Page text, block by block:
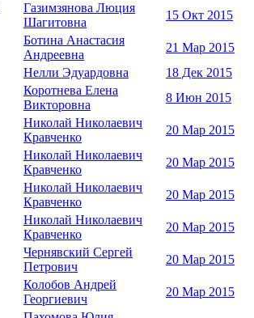
Газимзянова Люция
Шагитовна
15 Окт 2015
Ботина Анастасия
Андреевна
21 Мар 2015
Нелли Эдуардовна
18 Дек 2015
Коротнева Елена
Викторовна
8 Июн 2015
Николай Николаевич
Кравченко
20 Мар 2015
Николай Николаевич
Кравченко
20 Мар 2015
Николай Николаевич
Кравченко
20 Мар 2015
Николай Николаевич
Кравченко
20 Мар 2015
Чернявский Сергей
Петрович
20 Мар 2015
Колобов Андрей
Георгиевич
20 Мар 2015